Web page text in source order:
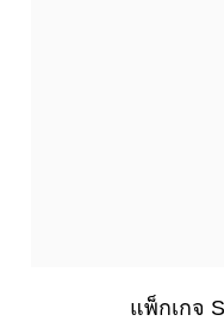
แพ็กเกจ